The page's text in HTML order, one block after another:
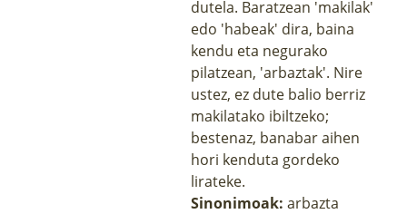
dutela. Baratzean 'makilak'
edo 'habeak' dira, baina
kendu eta negurako
pilatzean, 'arbaztak'. Nire
ustez, ez dute balio berriz
makilatako ibiltzeko;
bestenaz, banabar aihen
hori kenduta gordeko
lirateke.
Sinonimoak: arbazta